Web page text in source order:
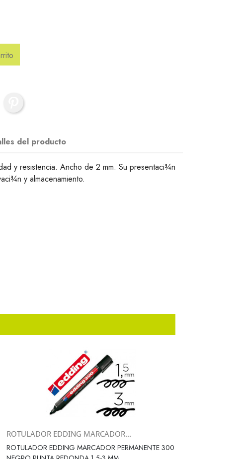
del producto
y resistencia. Ancho de 2 mm. Su presentaci¾n
y almacenamiento.
 Vista rápida
ROTULADOR EDDING MARCADOR...
ROTULADOR EDDING MARCADOR PERMANENTE 300